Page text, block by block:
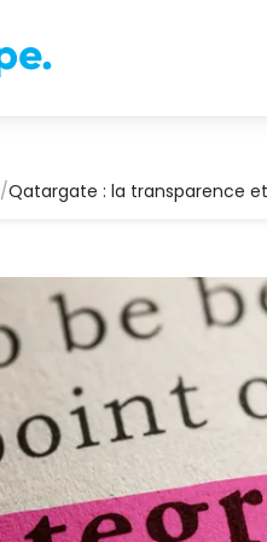
/Qatargate : la transparence